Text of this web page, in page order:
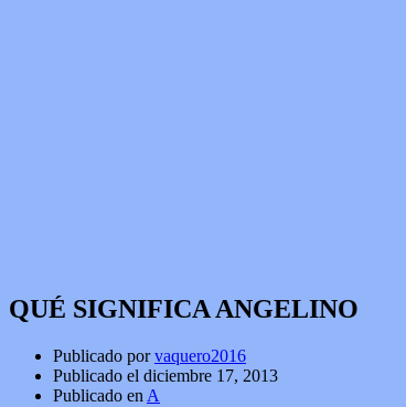
QUÉ SIGNIFICA ANGELINO
Publicado porvaquero2016
Publicado el diciembre 17, 2013
Publicado en A